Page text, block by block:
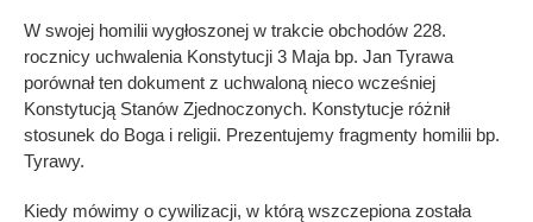
W swojej homilii wygłoszonej w trakcie obchodów 228.
rocznicy uchwalenia Konstytucji 3 Maja bp. Jan Tyrawa
porównał ten dokument z uchwaloną nieco wcześniej
Konstytucją Stanów Zjednoczonych. Konstytucje różnił
stosunek do Boga i religii. Prezentujemy fragmenty homilii bp.
Tyrawy.
Kiedy mówimy o cywilizacji, w którą wszczepiona została